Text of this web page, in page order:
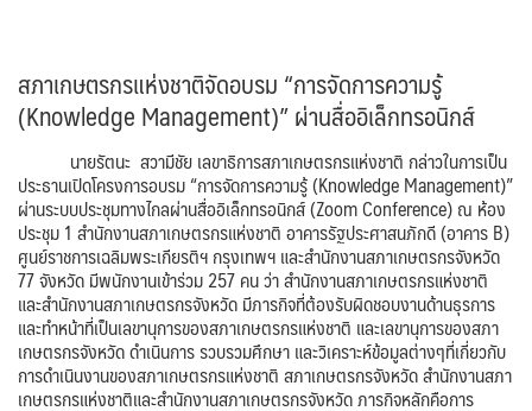
สภาเกษตรกรแห่งชาติจัดอบรม “การจัดการความรู้
(Knowledge Management)” ผ่านสื่ออิเล็กทรอนิกส์
นายรัตนะ สวามีชัย เลขาธิการสภาเกษตรกรแห่งชาติ กล่าวในการเป็น
ประธานเปิดโครงการอบรม “การจัดการความรู้ (Knowledge Management)”
ผ่านระบบประชุมทางไกลผ่านสื่ออิเล็กทรอนิกส์ (Zoom Conference) ณ ห้อง
ประชุม 1 สำนักงานสภาเกษตรกรแห่งชาติ อาคารรัฐประศาสนภักดี (อาคาร B)
ศูนย์ราชการเฉลิมพระเกียรติฯ กรุงเทพฯ และสำนักงานสภาเกษตรกรจังหวัด
77 จังหวัด มีพนักงานเข้าร่วม 257 คน ว่า สำนักงานสภาเกษตรกรแห่งชาติ
และสำนักงานสภาเกษตรกรจังหวัด มีภารกิจที่ต้องรับผิดชอบงานด้านธุรการ
และทำหน้าที่เป็นเลขานุการของสภาเกษตรกรแห่งชาติ และเลขานุการของสภา
เกษตรกรจังหวัด ดำเนินการ รวบรวมศึกษา และวิเคราะห์ข้อมูลต่างๆที่เกี่ยวกับ
การดำเนินงานของสภาเกษตรกรแห่งชาติ สภาเกษตรกรจังหวัด สำนักงานสภา
เกษตรกรแห่งชาติและสำนักงานสภาเกษตรกรจังหวัด ภารกิจหลักคือการ